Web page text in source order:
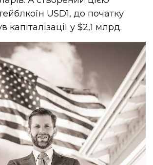
USD1, до початку
капіталізації у $2,1 млрд.